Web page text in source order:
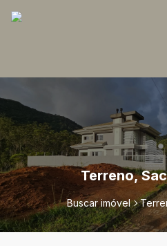
Terreno,
Buscar imóvel